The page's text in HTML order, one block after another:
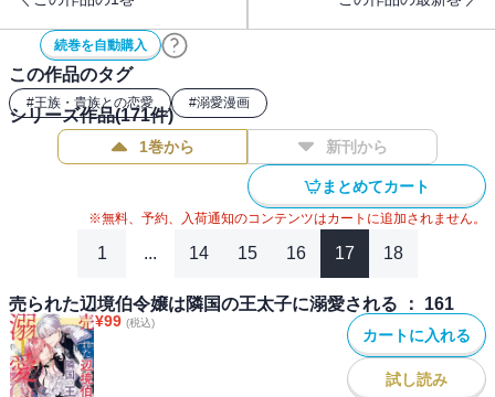
――。
続巻を自動購入
この作品のタグ
#王族・貴族との恋愛 #溺愛漫画
シリーズ作品(171件)
1巻から 新刊から
まとめてカート
※無料、予約、入荷通知のコンテンツはカートに追加されません。
1 ... 14 15 16 17 18
売られた辺境伯令嬢は隣国の王太子に溺愛される ： 161
¥99 (税込)
カートに入れる
試し読み